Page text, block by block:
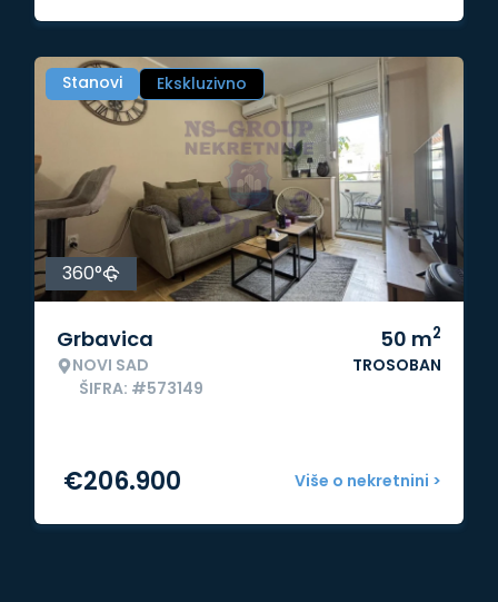
Stanovi Ekskluzivno
360°
Grbavica
NOVI SAD
ŠIFRA: #573149
50 m2
TROSOBAN
Više o nekretnini >
€206.900